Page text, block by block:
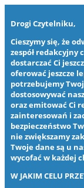
Drogi Czytelniku,
Cieszymy się, że
zespół redakcyjny
dostarczać Ci
oferować jeszcze
potrzebujemy
dostosowywać
oraz emitować Ci
zainteresowań i
bezpieczeństwo
nie zwiększamy
Twoje dane są u
wycofać w każdej
W JAKIM CELU